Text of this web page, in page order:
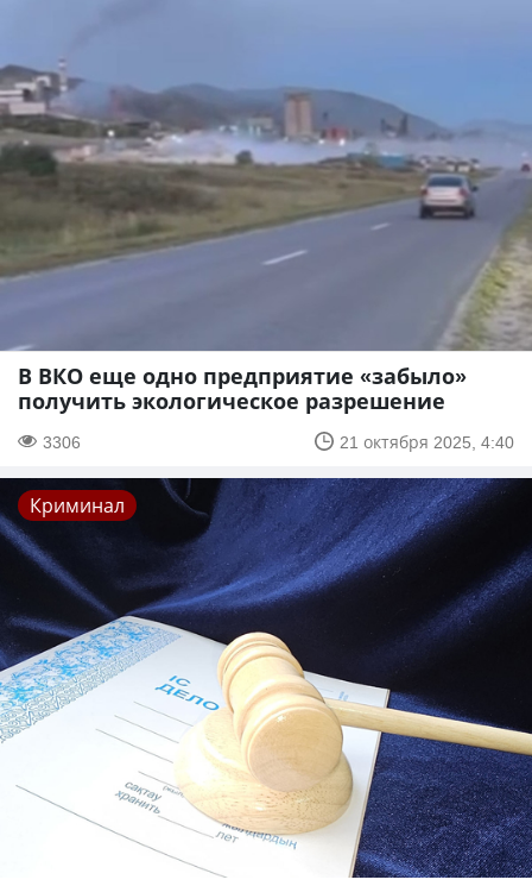
В ВКО еще одно предприятие «забыло»
получить экологическое разрешение
3306 21 октября 2025, 4:40
Криминал